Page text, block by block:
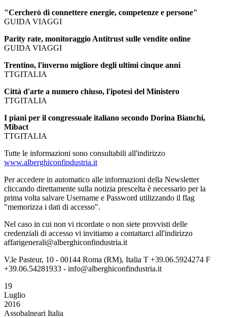
"Cercherò di connettere energie, competenze e persone"
GUIDA VIAGGI
Parity rate, monitoraggio Antitrust sulle vendite online
GUIDA VIAGGI
Trentino, l'inverno migliore degli ultimi cinque anni
TTGITALIA
Città d'arte a numero chiuso, l'ipotesi del Ministero
TTGITALIA
I piani per il congressuale italiano secondo Dorina Bianchi,
Mibact
TTGITALIA
Tutte le informazioni sono consultabili all'indirizzo
www.alberghiconfindustria.it
Per accedere in automatico alle informazioni della Newsletter
cliccando direttamente sulla notizia prescelta è necessario per la
prima volta salvare Username e Password utilizzando il flag
"memorizza i dati di accesso".
Nel caso in cui non vi ricordate o non siete provvisti delle
credenziali di accesso vi invitiamo a contattarci all'indirizzo
affarigenerali@alberghiconfindustria.it
V.le Pasteur, 10 - 00144 Roma (RM), Italia T +39.06.5924274 F
+39.06.54281933 - info@alberghiconfindustria.it
19
Luglio
2016
Assobalneari Italia